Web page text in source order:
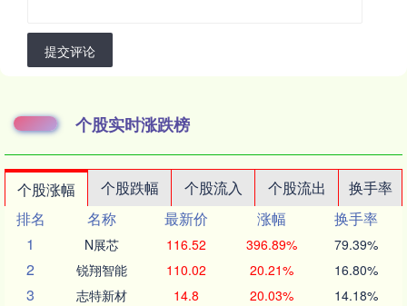
提交评论
个股实时涨跌榜
个股涨幅 个股跌幅 个股流入 个股流出
换手率
排名
名称 最新价 涨幅
换手率
1
N展芯 116.52 396.89% 79.39%
2 锐翔智能 110.02 20.21% 16.80%
3 志特新材 14.8 20.03% 14.18%